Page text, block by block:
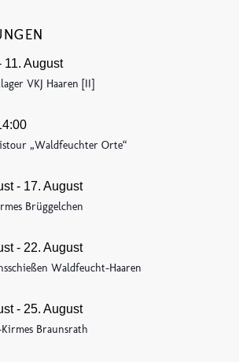
11. August
VKJ Haaren [II]
„Waldfeuchter Orte“
- 17. August
Brüggelchen
- 22. August
Waldfeucht-Haaren
- 25. August
Braunsrath